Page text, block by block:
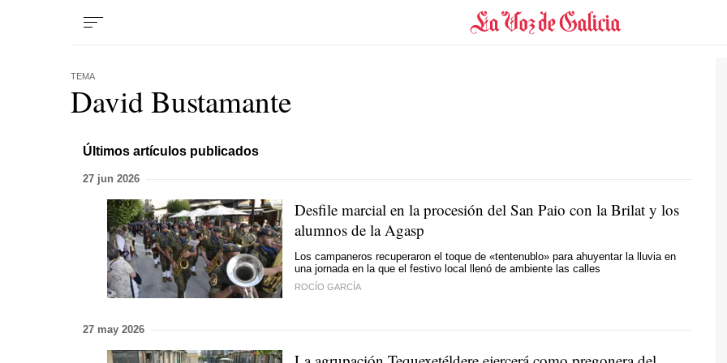
TEMA
David Bustamante
Últimos artículos publicados
27 jun 2026
Desfile marcial en la procesión del San Paio con la Brilat y los
alumnos de la Agasp
Los campaneros recuperaron el toque de «tentenublo» para ahuyentar la lluvia en
una jornada en la que el festivo local llenó de ambiente las calles
ROCÍO GARCÍA
27 may 2026